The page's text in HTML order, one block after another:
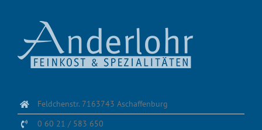
Feldchenstr. 7163743 Aschaffenburg
0 60 21 / 583 650